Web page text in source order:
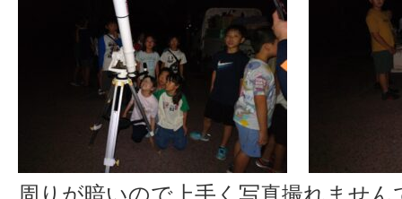
周りが暗いので上手く写真撮れません